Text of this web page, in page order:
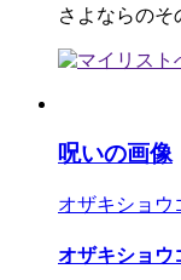
さよならのそ
呪いの画像
オザキショウ
オザキショウ